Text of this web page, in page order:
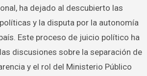
ha dejado al descubierto las
y la disputa por la autonomía
Este proceso de juicio político ha
discusiones sobre la separación de
y el rol del Ministerio Público